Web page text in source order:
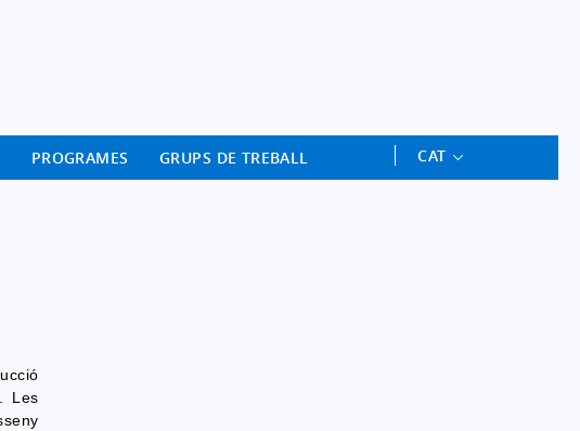
PROGRAMES GRUPS DE TREBALL CAT
. Les